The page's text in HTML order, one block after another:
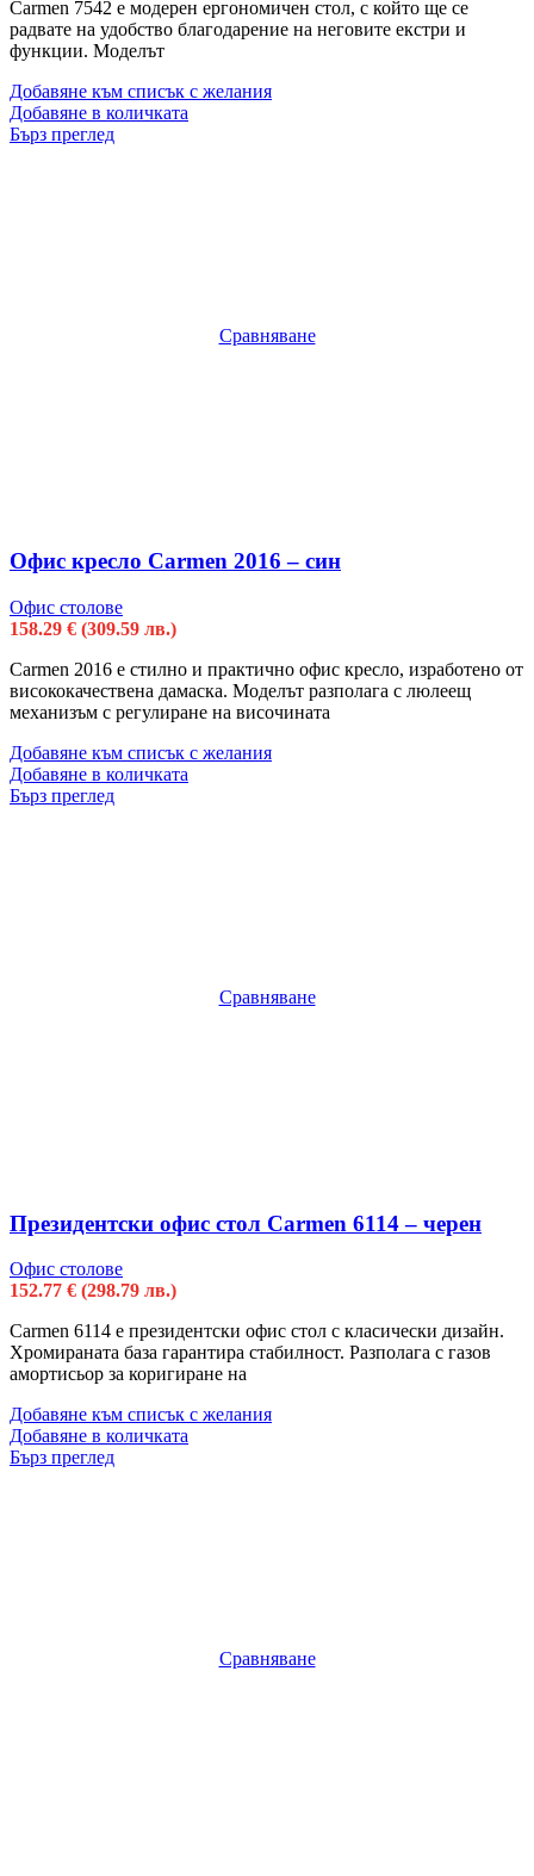
Carmen 7542 е модерен ергономичен стол, с който ще се
радвате на удобство благодарение на неговите екстри и
функции. Моделът
Добавяне към списък с желания
Добавяне в количката
Бърз преглед
Сравняване
Офис кресло Carmen 2016 – син
Офис столове
158.29 € (309.59 лв.)
Carmen 2016 е стилно и практично офис кресло, изработено от
висококачествена дамаска. Моделът разполага с люлеещ
механизъм с регулиране на височината
Добавяне към списък с желания
Добавяне в количката
Бърз преглед
Сравняване
Президентски офис стол Carmen 6114 – черен
Офис столове
152.77 € (298.79 лв.)
Carmen 6114 е президентски офис стол с класически дизайн.
Хромираната база гарантира стабилност. Разполага с газов
амортисьор за коригиране на
Добавяне към списък с желания
Добавяне в количката
Бърз преглед
Сравняване